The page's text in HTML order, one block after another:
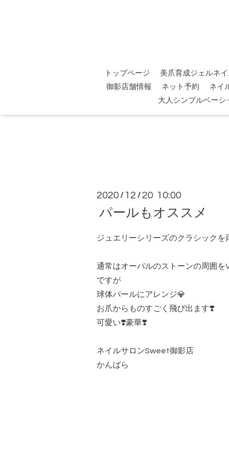
トップページ 美爪育成ジェルネ
御影店舗情報
ネット予約 ネイ
大人シンプルベーシ
2020 / 12 / 20 10:00
パールもオススメ
ジュエリーシリーズのクラシックを
通常はオーバルのストーンの周囲を
ですが
球体パールにアレンジ💎
お爪からものすごく飛び出ます❣️
可愛い❣️豪華❣️
ネイルサロンSweet御影店
かんばら